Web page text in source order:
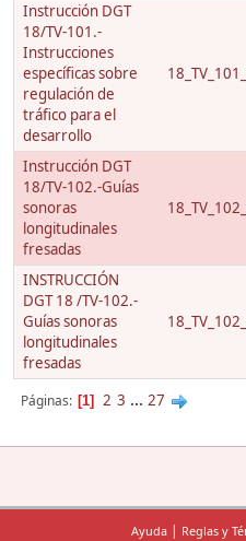
Instrucción DGT
18/TV-101.-
Instrucciones
específicas sobre
regulación de
tráfico para el
desarrollo
Instrucción DGT
18/TV-102.-Guías
sonoras
longitudinales
fresadas
INSTRUCCIÓN
DGT 18 /TV-102.-
Guías sonoras
longitudinales
fresadas
Páginas 1 2 3 ... 27
Ayuda | Reglas y